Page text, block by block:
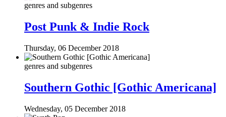
genres and subgenres
Post Punk & Indie Rock
Thursday, 06 December 2018
genres and subgenres
Southern Gothic [Gothic Americana]
Wednesday, 05 December 2018